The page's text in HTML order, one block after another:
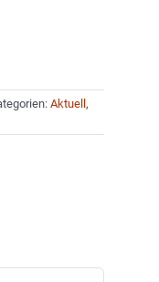
Aktuell,